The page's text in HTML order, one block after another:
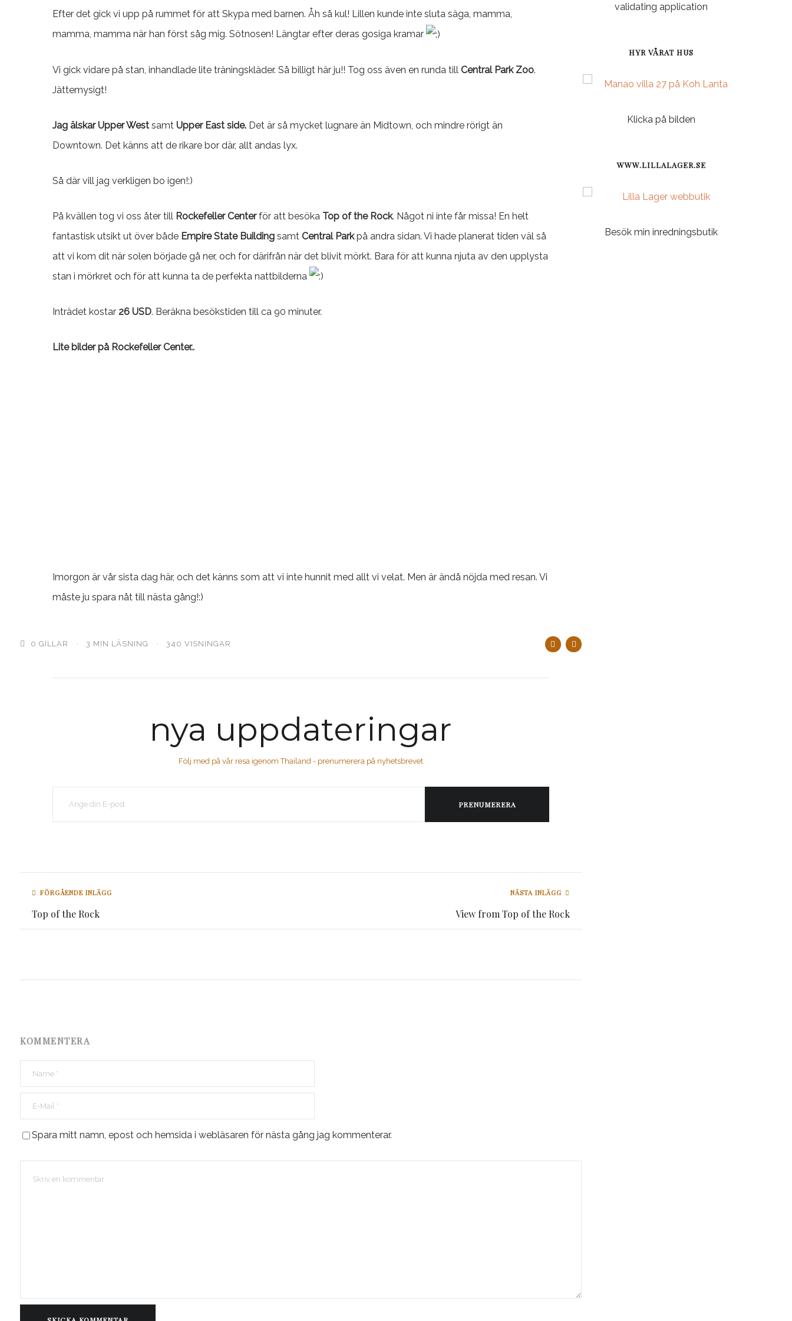
Efter det gick vi upp på rummet för att Skypa med barnen. Åh så kul! Lillen kunde inte sluta säga, mamma,
mamma, mamma när han först såg mig. Sötnosen! Längtar efter deras gosiga kramar
Vi gick vidare på stan, inhandlade lite träningskläder. Så billigt här ju!! Tog oss även en runda till Central Park Zoo.
Jättemysigt!
Jag älskar Upper West samt Upper East side. Det är så mycket lugnare än Midtown, och mindre rörigt än
Downtown. Det känns att de rikare bor där, allt andas lyx.
Så där vill jag verkligen bo igen!:)
På kvällen tog vi oss åter till Rockefeller Centerför att besöka Top of the Rock. Något ni inte får missa! En helt
fantastisk utsikt ut över både Empire State Building samt Central Parkpå andra sidan. Vi hade planerat tiden väl så
att vi kom dit när solen började gå ner, och for därifrån när det blivit mörkt. Bara för att kunna njuta av den upplysta
stan i mörkret och för att kunna ta de perfekta nattbilderna
Inträdet kostar 26 USD. Beräkna besökstiden till ca 90 minuter.
Lite bilder på Rockefeller Center..
Imorgon är vår sista dag här, och det känns som att vi inte hunnit med allt vi velat. Men är ändå nöjda med resan. Vi
måste ju spara nåt till nästa gång!:)
0 GILLAR 3 MIN LÄSNING 340 VISNINGAR
nya uppdateringar
Följ med på vår resa igenom Thailand - prenumerera på nyhetsbrevet
PRENUMERERA
FÖRGÅENDE INLÄGG
Top of the Rock
NÄSTA INLÄGG
View from Top of the Rock
KOMMENTERA
Spara mitt namn, epost och hemsida i webläsaren för nästa gång jag kommenterar.
validating application
HYR VÅRAT HUS
Klicka på bilden
WWW.LILLALAGER.SE
Besök min inredningsbutik